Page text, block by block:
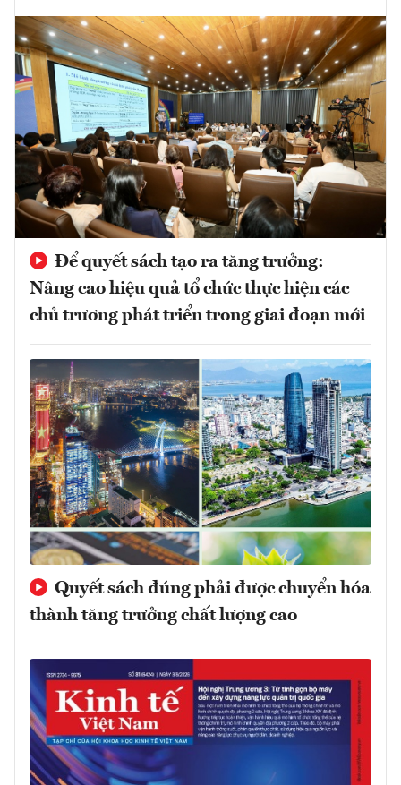
Để quyết sách tạo ra tăng trưởng:
Nâng cao hiệu quả tổ chức thực hiện các
chủ trương phát triển trong giai đoạn mới
Quyết sách đúng phải được chuyển hóa
thành tăng trưởng chất lượng cao